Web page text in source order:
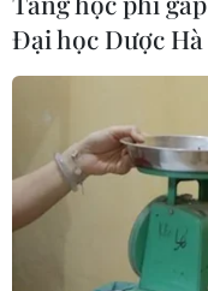
BIDV chốt ngày
phiếu, tăng vốn
06/08/2026 13:42
Hướng tới mục tiêu
đạt 1% GDP vào
06/08/2026 10:23
Đại học Dược